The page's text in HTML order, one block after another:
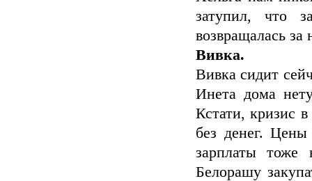
затупил, что
возвращалась за
Вивка.
Вивка сидит
Инета дома
Кстати, кризис
без денег.
зарплаты
Белорашу